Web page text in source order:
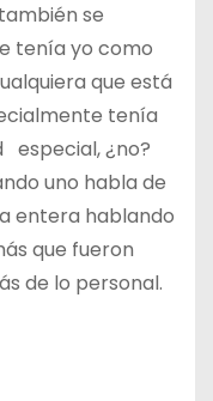
se
tenía yo como
que está
tenía
especial, ¿no?
uno habla de
entera hablando
que fueron
de lo personal.